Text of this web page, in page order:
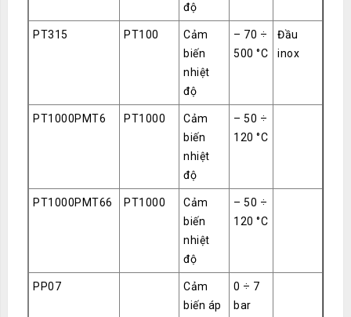
độ
PT315 PT100
Cảm
biến
nhiệt
độ
– 70 ÷
500 °C
Đầu
inox
PT1000PMT6 PT1000
Cảm
biến
nhiệt
độ
– 50 ÷
120 °C
PT1000PMT66 PT1000
Cảm
biến
nhiệt
độ
– 50 ÷
120 °C
PP07
Cảm
biến áp
0 ÷ 7
bar